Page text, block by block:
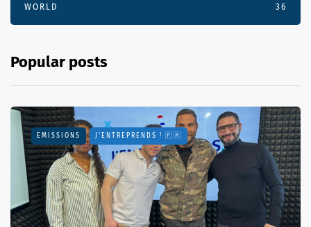
WORLD 36
Popular posts
EMISSIONS J'ENTREPRENDS ! 🇫🇷